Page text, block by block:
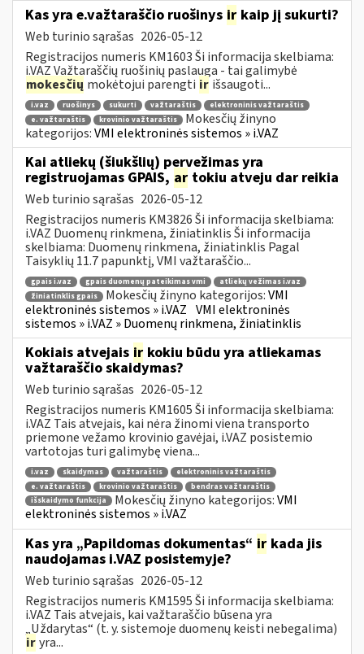
Kas yra e.važtaraščio ruošinys ir kaip jį sukurti?
Web turinio sąrašas 2026-05-12
Registracijos numeris KM1603 Ši informacija skelbiama:
i.VAZ Važtaraščių ruošinių paslauga - tai galimybė
mokesčių mokėtojui parengti ir išsaugoti...
i.vaz ruošinys sukurti važtaraštis
elektroninis važtaraštis
e. važtaraštis
krovinio važtaraštis
Mokesčių žinyno
kategorijos:VMI elektroninės sistemos » i.VAZ
Kai atliekų (šiukšlių) pervežimas yra
registruojamas GPAIS, ar tokiu atveju dar reikia
Web turinio sąrašas 2026-05-12
Registracijos numeris KM3826 Ši informacija skelbiama:
i.VAZ Duomenų rinkmena, žiniatinklis Ši informacija
skelbiama: Duomenų rinkmena, žiniatinklis Pagal
Taisyklių 11.7 papunktį, VMI važtaraščio...
gpais i.vaz gpais duomenų pateikimas vmi
atliekų vežimas i.vaz
žiniatinklis gpais
Mokesčių žinyno kategorijos:VMI
elektroninės sistemos » i.VAZ VMI elektroninės
sistemos » i.VAZ » Duomenų rinkmena, žiniatinklis
Kokiais atvejais ir kokiu būdu yra atliekamas
važtaraščio skaidymas?
Web turinio sąrašas 2026-05-12
Registracijos numeris KM1605 Ši informacija skelbiama:
i.VAZ Tais atvejais, kai nėra žinomi viena transporto
priemone vežamo krovinio gavėjai, i.VAZ posistemio
vartotojas turi galimybę viena...
i.vaz skaidymas važtaraštis
elektroninis važtaraštis
e. važtaraštis
krovinio važtaraštis
bendras važtaraštis
išskaidymo funkcija
Mokesčių žinyno kategorijos:VMI
elektroninės sistemos » i.VAZ
Kas yra „Papildomas dokumentas“ ir kada jis
naudojamas i.VAZ posistemyje?
Web turinio sąrašas 2026-05-12
Registracijos numeris KM1595 Ši informacija skelbiama:
i.VAZ Tais atvejais, kai važtaraščio būsena yra
„Uždarytas“ (t. y. sistemoje duomenų keisti nebegalima)
iryra...